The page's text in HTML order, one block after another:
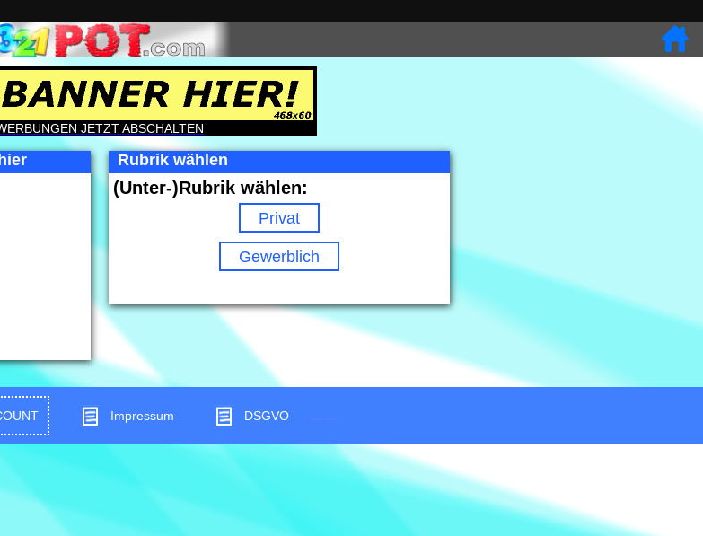
JETZT ABSCHALTEN
Rubrik wählen
(Unter-)Rubrik wählen:
Privat
Gewerblich
Impressum DSGVO Hypnose in Berlin